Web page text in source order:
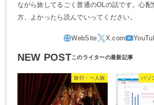
ながら旅してるごく普通のOLの話です。心
方、よかったら読んでいってください。
NEW POST
旅行・一人旅 パソ